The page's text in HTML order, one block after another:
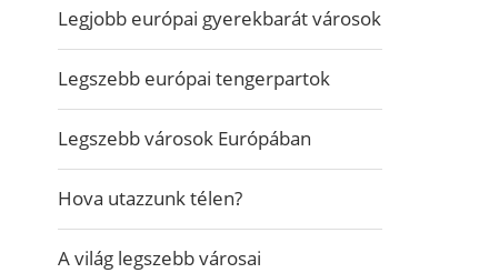
Legjobb európai gyerekbarát városok
Legszebb európai tengerpartok
Legszebb városok Európában
Hova utazzunk télen?
A világ legszebb városai